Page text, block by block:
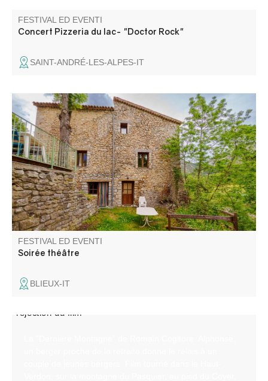
FESTIVAL ED EVENTI
Concert Pizzeria du lac- "Doctor Rock"
SAINT-ANDRÉ-LES-ALPES-IT
La Compagnie Totem et le Gîte La Chambrette vous
invitent à une soirée théâtre !! Une interprétation de
"Pauvreté, Richesse, Homme et Bête" de Hans Henny
Jahnn vous sera proposée. Il s'agit d'un drame paysan.
FESTIVAL ED EVENTI
Soirée théâtre
BLIEUX-IT